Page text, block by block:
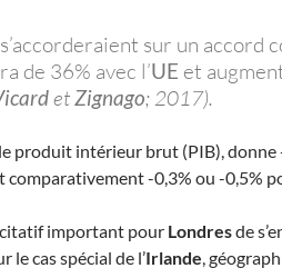
s’accorderaient sur un accord
de 36% avec l’UE et
etZignago; 2017).
produit intérieur brut (PIB), donne
comparativement -0,3% ou -0,5%
important pour Londresde
cas spécial de l’Irlande,